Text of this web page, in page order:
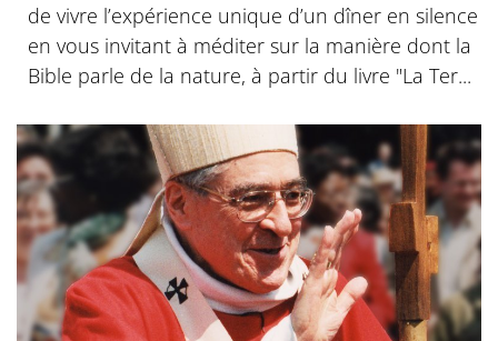
de vivre l’expérience unique d’un dîner en silence
en vous invitant à méditer sur la manière dont la
Bible parle de la nature, à partir du livre "La Ter...